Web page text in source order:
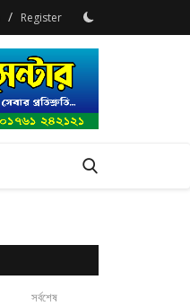
/ Register
সর্বশেষ